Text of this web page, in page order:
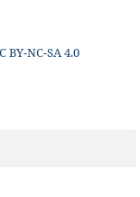
BY-NC-SA 4.0